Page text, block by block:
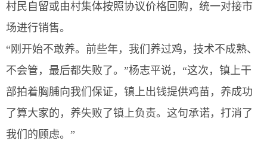
村民自留或由村集体按照协议价格回购，统一对接市
场进行销售。
“刚开始不敢养。前些年，我们养过鸡，技术不成熟、
不会管，最后都失败了。”杨志平说，“这次，镇上干
部拍着胸脯向我们保证，镇上出钱提供鸡苗，养成功
了算大家的，养失败了镇上负责。这句承诺，打消了
我们的顾虑。”